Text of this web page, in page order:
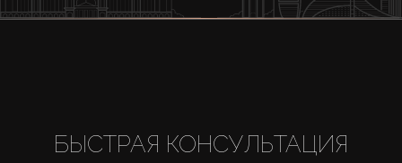
Агенты
БЫСТРАЯ КОНСУЛЬТАЦИЯ